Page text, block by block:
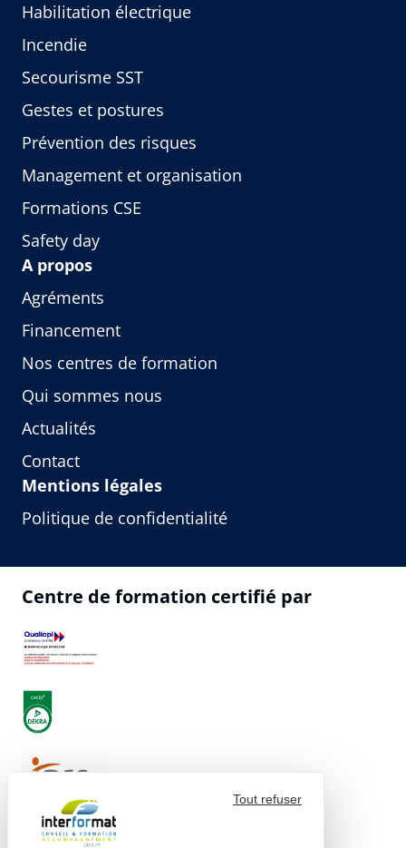
Habilitation électrique
Incendie
Secourisme SST
Gestes et postures
Prévention des risques
Management et organisation
Formations CSE
Safety day
A propos
Agréments
Financement
Nos centres de formation
Qui sommes nous
Actualités
Contact
Mentions légales
Politique de confidentialité
Centre de formation certifié par
Tout refuser